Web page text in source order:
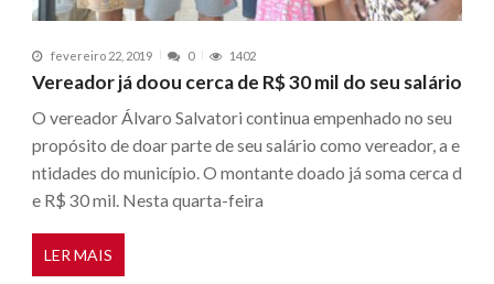
fevereiro 22, 2019 0 1402
Vereador já doou cerca de R$ 30 mil do seu salário
O vereador Álvaro Salvatori continua empenhado no seu
propósito de doar parte de seu salário como vereador, a e
ntidades do município. O montante doado já soma cerca d
e R$ 30 mil. Nesta quarta-feira
LER MAIS